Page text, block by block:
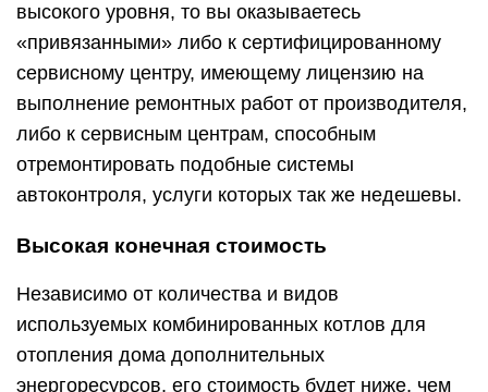
высокого уровня, то вы оказываетесь
«привязанными» либо к сертифицированному
сервисному центру, имеющему лицензию на
выполнение ремонтных работ от производителя,
либо к сервисным центрам, способным
отремонтировать подобные системы
автоконтроля, услуги которых так же недешевы.
Высокая конечная стоимость
Независимо от количества и видов
используемых комбинированных котлов для
отопления дома дополнительных
энергоресурсов, его стоимость будет ниже, чем